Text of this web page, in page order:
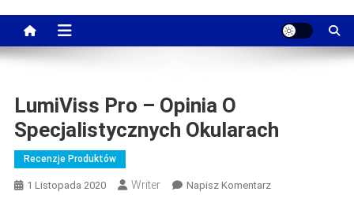
LumiViss Pro – Opinia O
Specjalistycznych Okularach
Recenzje Produktów
1 Listopada 2020 Writer Napisz KomentarzOn